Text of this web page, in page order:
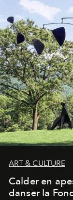
ART & CULTURE
Calder en
danser la